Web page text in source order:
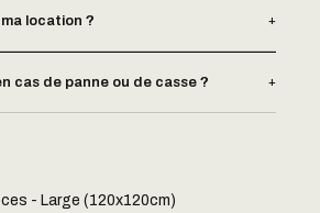
location ? +
cas de panne ou de casse ? +
- Large (120x120cm)